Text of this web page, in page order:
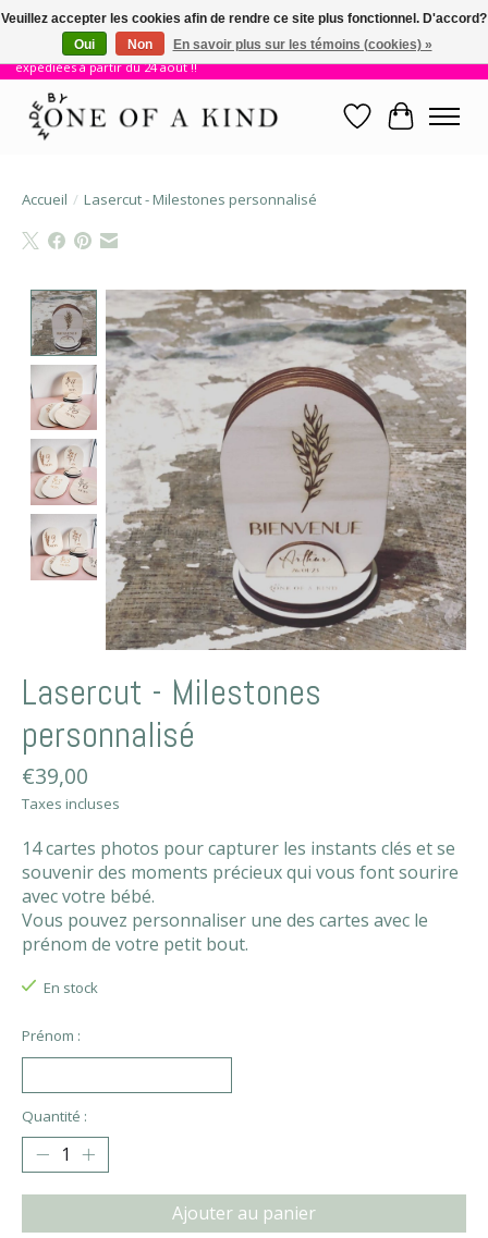
!! Nous sommes en vacances jusqu'au 23 août. Les commandes seront
expédiées à partir du 24 août !!
Liste dePanier
Accueil / Lasercut - Milestones personnalisé
Product image slideshow Items
Lasercut - Milestones
personnalisé
€39,00
Taxes incluses
14 cartes photos pour capturer les instants clés et se
souvenir des moments précieux qui vous font sourire
avec votre bébé.
Vous pouvez personnaliser une des cartes avec le
prénom de votre petit bout.
En stock
Prénom :
Quantité :
Ajouter au panier
Veuillez accepter les cookies afin de rendre ce site plus fonctionnel. D'accord?
Oui
Non En savoir plus sur les témoins (cookies) »